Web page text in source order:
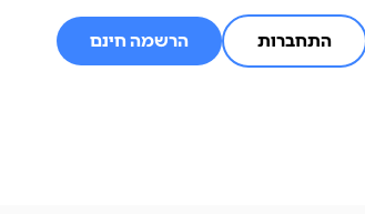
התחברות הרשמה חינם